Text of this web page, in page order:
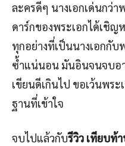
ละครดีๆ นางเอกเด่นกว่า
ดาร์กของพระเอกได้เชิ
ทุกอย่างที่เป็นนางเอกกั
ซ้ำแน่นอน มันอินจนจบอา
เขียนดีเกินไป ขอเว้นพร
ฐานที่เข้าใจ
จบไปแล้วกับรีวิว เทียบท้